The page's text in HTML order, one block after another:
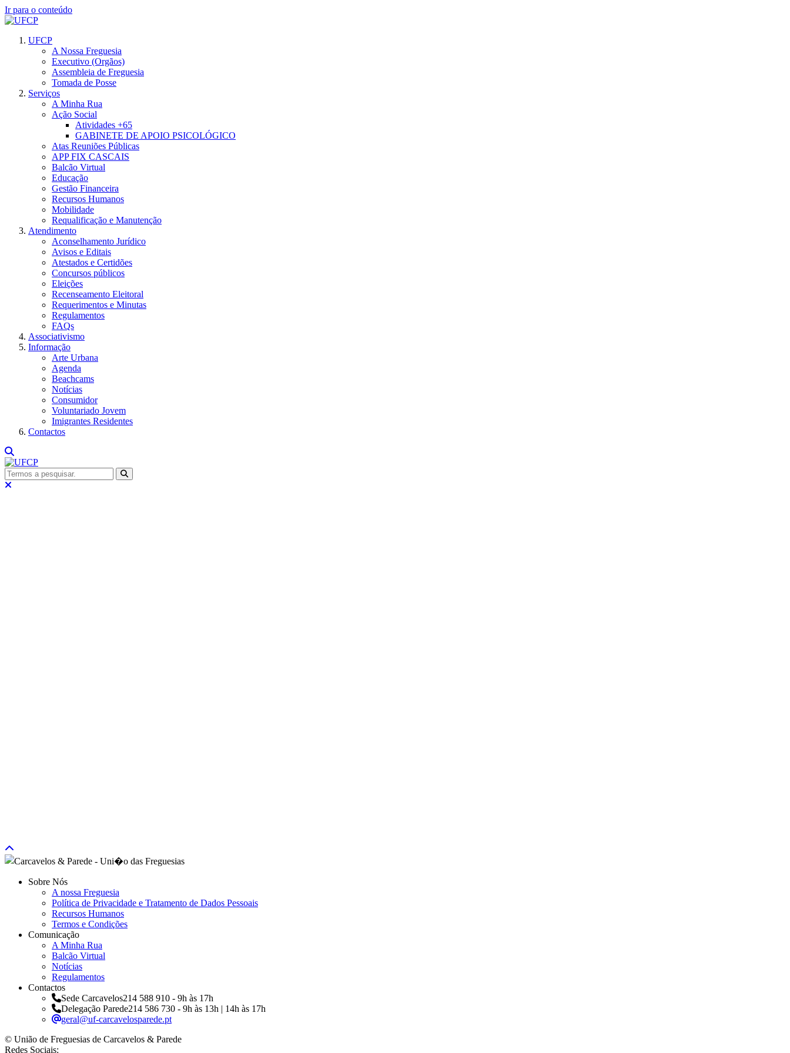
Ir para o conteúdo
UFCP
A Nossa Freguesia
Executivo (Orgãos)
Assembleia de Freguesia
Tomada de Posse
Serviços
A Minha Rua
Ação Social
Atividades +65
GABINETE DE APOIO PSICOLÓGICO
Atas Reuniões Públicas
APP FIX CASCAIS
Balcão Virtual
Educação
Gestão Financeira
Recursos Humanos
Mobilidade
Requalificação e Manutenção
Atendimento
Aconselhamento Jurídico
Avisos e Editais
Atestados e Certidões
Concursos públicos
Eleições
Recenseamento Eleitoral
Requerimentos e Minutas
Regulamentos
FAQs
Associativismo
Informação
Arte Urbana
Agenda
Beachcams
Notícias
Consumidor
Voluntariado Jovem
Imigrantes Residentes
Contactos
Sobre Nós
A nossa Freguesia
Política de Privacidade e Tratamento de Dados Pessoais
Recursos Humanos
Termos e Condições
Comunicação
A Minha Rua
Balcão Virtual
Notícias
Regulamentos
Contactos
Sede Carcavelos214 588 910 - 9h às 17h
Delegação Parede214 586 730 - 9h às 13h | 14h às 17h
geral@uf-carcavelosparede.pt
© União de Freguesias de Carcavelos & Parede
Redes Sociais: